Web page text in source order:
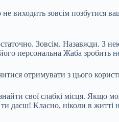
зовсім позбутися
Зовсім. Назавжди. З
персональна Жаба зробить
отримувати з цього
свої слабкі місця. Якщо
Класно, ніколи в житті